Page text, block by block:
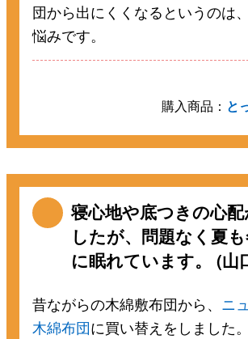
団から出にくくなるというのは
悩みです。
購入商品： と
寝心地や底つきの心
したが、問題なく夏
に眠れています。 (山
昔ながらの木綿敷布団から、 ニ
木綿布団に買い替えをしました。